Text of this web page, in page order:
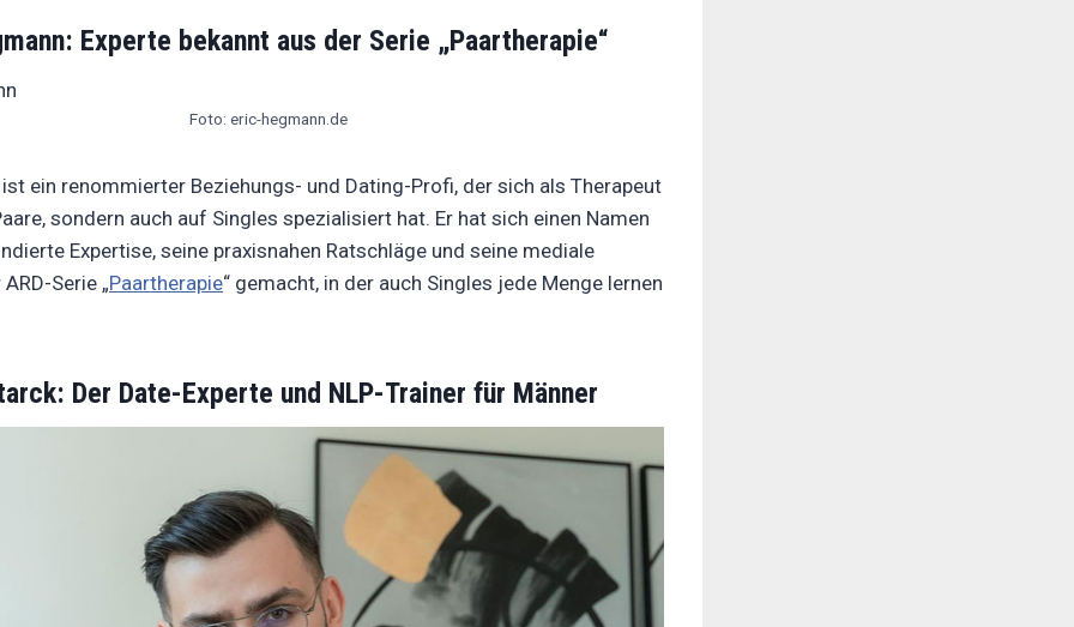
Experte bekannt aus der Serie „Paartherapie“
Foto: eric-hegmann.de
ein renommierter Beziehungs- und Dating-Profi, der sich als Therapeut
sondern auch auf Singles spezialisiert hat. Er hat sich einen Namen
Expertise, seine praxisnahen Ratschläge und seine mediale
Serie „Paartherapie“ gemacht, in der auch Singles jede Menge lernen
Der Date-Experte und NLP-Trainer für Männer